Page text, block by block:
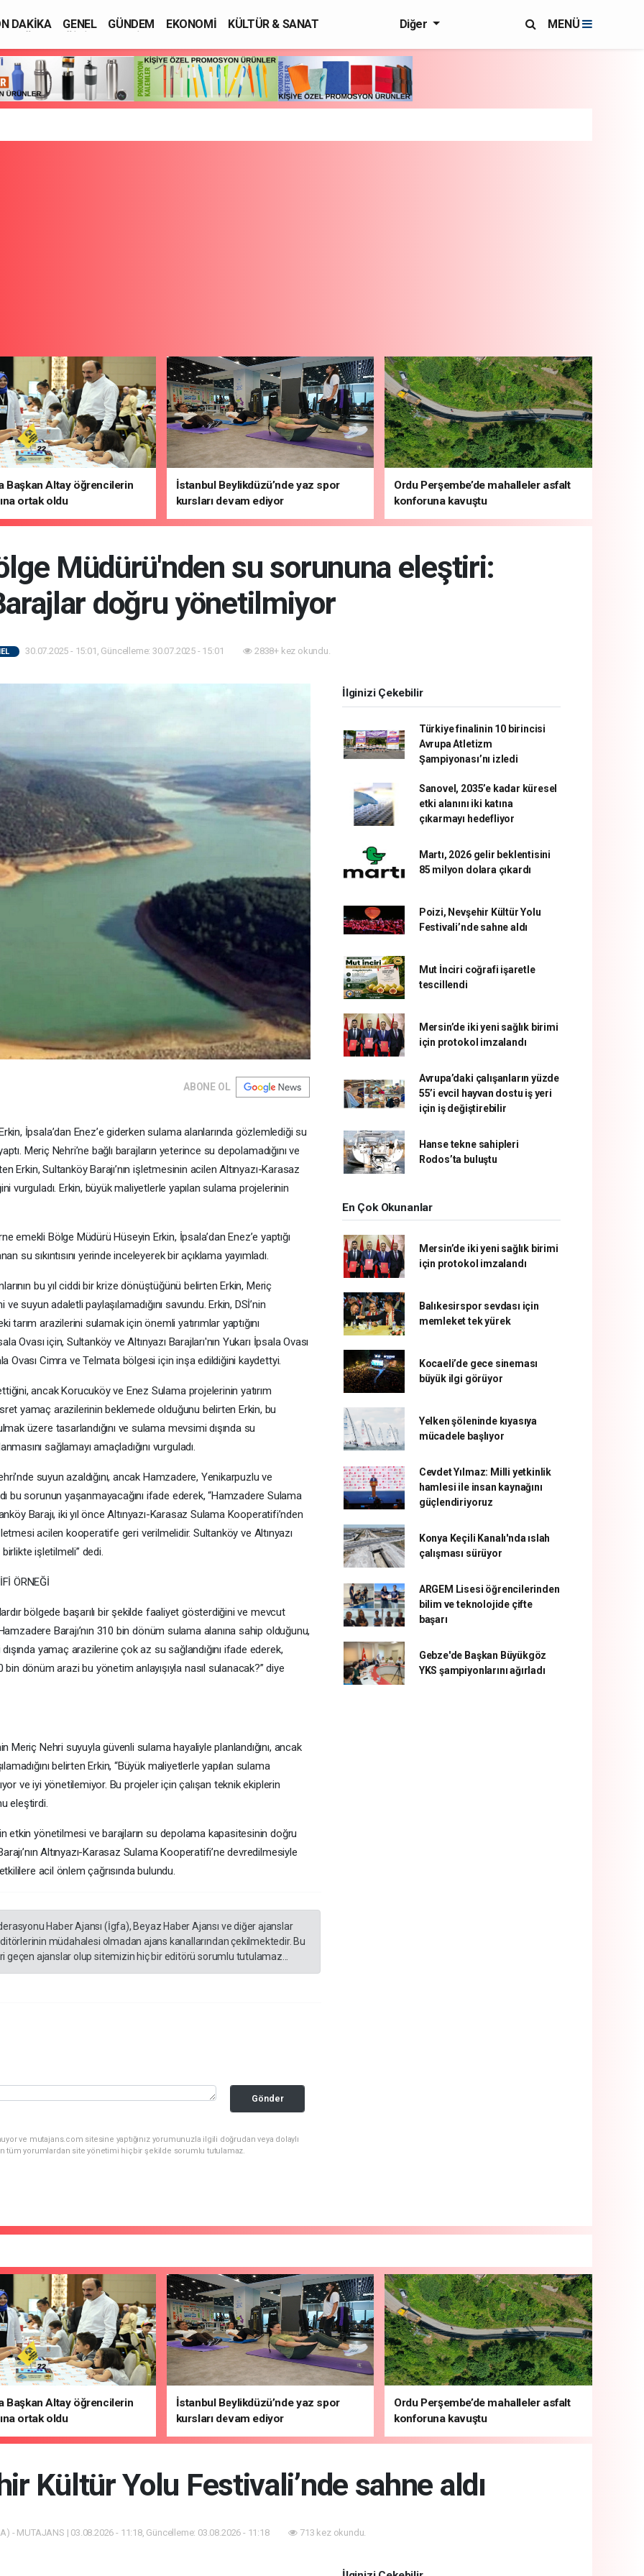
DAKİKA GENEL GÜNDEM EKONOMİ
KÜLTÜR & SANAT
Diğer MENÜ
Başkan Altay öğrencilerin
ortak oldu
İstanbul Beylikdüzü’nde yaz spor
kursları devam ediyor
Ordu Perşembe’de mahalleler asfalt
konforuna kavuştu
Müdürü'nden su sorununa eleştiri:
doğru yönetilmiyor
30.07.2025 - 15:01, Güncelleme: 30.07.2025 - 15:01 2838+ kez okundu.
ABONE OL
İpsala’dan Enez’e giderken sulama alanlarında gözlemlediği su
Meriç Nehri’ne bağlı barajların yeterince su depolamadığını ve
Erkin, Sultanköy Barajı’nın işletmesinin acilen Altınyazı-Karasaz
vurguladı. Erkin, büyük maliyetlerle yapılan sulama projelerinin
emekli Bölge Müdürü Hüseyin Erkin, İpsala’dan Enez’e yaptığı
su sıkıntısını yerinde inceleyerek bir açıklama yayımladı.
bu yıl ciddi bir krize dönüştüğünü belirten Erkin, Meriç
suyun adaletli paylaşılamadığını savundu. Erkin, DSİ’nin
arazilerini sulamak için önemli yatırımlar yaptığını
Ovası için, Sultanköy ve Altınyazı Barajları'nın Yukarı İpsala Ovası
Ovası Cimra ve Telmata bölgesi için inşa edildiğini kaydettyi.
ancak Korucuköy ve Enez Sulama projelerinin yatırım
yamaç arazilerinin beklemede olduğunu belirten Erkin, bu
üzere tasarlandığını ve sulama mevsimi dışında su
sağlamayı amaçladığını vurguladı.
suyun azaldığını, ancak Hamzadere, Yenikarpuzlu ve
bu sorunun yaşanmayacağını ifade ederek, “Hamzadere Sulama
Barajı, iki yıl önce Altınyazı-Karasaz Sulama Kooperatifi’nden
acilen kooperatife geri verilmelidir. Sultanköy ve Altınyazı
işletilmeli” dedi.
ÖRNEĞİ
bölgede başarılı bir şekilde faaliyet gösterdiğini ve mevcut
Barajı’nın 310 bin dönüm sulama alanına sahip olduğunu,
yamaç arazilerine çok az su sağlandığını ifade ederek,
bin dönüm arazi bu yönetim anlayışıyla nasıl sulanacak?” diye
Meriç Nehri suyuyla güvenli sulama hayaliyle planlandığını, ancak
belirten Erkin, “Büyük maliyetlerle yapılan sulama
ve iyi yönetilemiyor. Bu projeler için çalışan teknik ekiplerin
eleştirdi.
etkin yönetilmesi ve barajların su depolama kapasitesinin doğru
Altınyazı-Karasaz Sulama Kooperatifi’ne devredilmesiyle
acil önlem çağrısında bulundu.
Haber Ajansı (İgfa), Beyaz Haber Ajansı ve diğer ajanslar
müdahalesi olmadan ajans kanallarından çekilmektedir. Bu
ajanslar olup sitemizin hiç bir editörü sorumlu tutulamaz...
Gönder
ve mutajans.com sitesine yaptığınız yorumunuzla ilgili doğrudan veya dolaylı
tüm yorumlardan site yönetimi hiçbir şekilde sorumlu tutulamaz.
İlginizi Çekebilir
Türkiye finalinin 10 birincisi
Avrupa Atletizm
Şampiyonası’nı izledi
Sanovel, 2035’e kadar küresel
etki alanını iki katına
çıkarmayı hedefliyor
Martı, 2026 gelir beklentisini
85 milyon dolara çıkardı
Poizi, Nevşehir Kültür Yolu
Festivali’nde sahne aldı
Mut İnciri coğrafi işaretle
tescillendi
Mersin’de iki yeni sağlık birimi
için protokol imzalandı
Avrupa’daki çalışanların yüzde
55’i evcil hayvan dostu iş yeri
için iş değiştirebilir
Hanse tekne sahipleri
Rodos’ta buluştu
En Çok Okunanlar
Mersin’de iki yeni sağlık birimi
için protokol imzalandı
Balıkesirspor sevdası için
memleket tek yürek
Kocaeli’de gece sineması
büyük ilgi görüyor
Yelken şöleninde kıyasıya
mücadele başlıyor
Cevdet Yılmaz: Milli yetkinlik
hamlesi ile insan kaynağını
güçlendiriyoruz
Konya Keçili Kanalı'nda ıslah
çalışması sürüyor
ARGEM Lisesi öğrencilerinden
bilim ve teknolojide çifte
başarı
Gebze'de Başkan Büyükgöz
YKS şampiyonlarını ağırladı
Başkan Altay öğrencilerin
ortak oldu
İstanbul Beylikdüzü’nde yaz spor
kursları devam ediyor
Ordu Perşembe’de mahalleler asfalt
konforuna kavuştu
Kültür Yolu Festivali’nde sahne aldı
- MUTAJANS | 03.08.2026 - 11:18, Güncelleme: 03.08.2026 - 11:18 713 kez okundu.